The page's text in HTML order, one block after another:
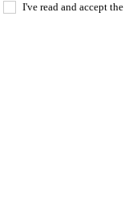
I've read and accept the